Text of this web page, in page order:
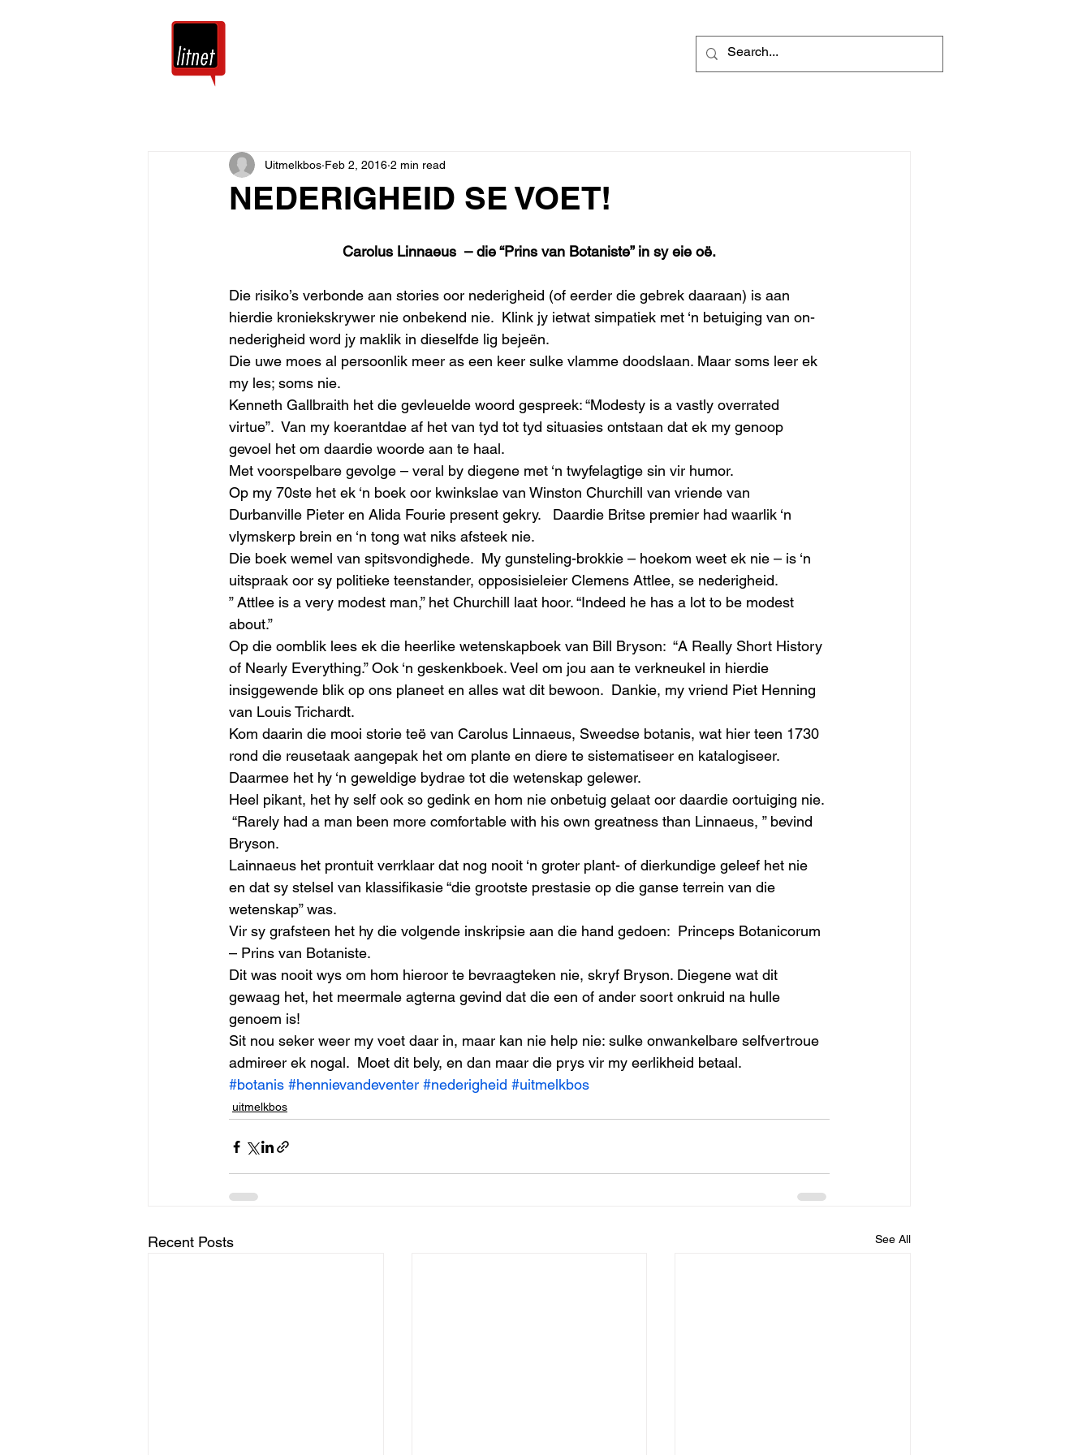
NEDERIGHEID SE VOET!
Uitmelkbos Feb 2, 2016 2 min read
Carolus Linnaeus  – die “Prins van Botaniste” in sy eie oë.
Die risiko’s verbonde aan stories oor nederigheid (of eerder die gebrek daaraan) is aan
hierdie kroniekskrywer nie onbekend nie.  Klink jy ietwat simpatiek met ‘n betuiging van on-
nederigheid word jy maklik in dieselfde lig bejeën.
Die uwe moes al persoonlik meer as een keer sulke vlamme doodslaan. Maar soms leer ek
my les; soms nie.
Kenneth Gallbraith het die gevleuelde woord gespreek: “Modesty is a vastly overrated
virtue”.  Van my koerantdae af het van tyd tot tyd situasies ontstaan dat ek my genoop
gevoel het om daardie woorde aan te haal.
Met voorspelbare gevolge – veral by diegene met ‘n twyfelagtige sin vir humor.
Op my 70ste het ek ‘n boek oor kwinkslae van Winston Churchill van vriende van
Durbanville Pieter en Alida Fourie present gekry.   Daardie Britse premier had waarlik ‘n
vlymskerp brein en ‘n tong wat niks afsteek nie.
Die boek wemel van spitsvondighede.  My gunsteling-brokkie – hoekom weet ek nie – is ‘n
uitspraak oor sy politieke teenstander, opposisieleier Clemens Attlee, se nederigheid.
” Attlee is a very modest man,” het Churchill laat hoor. “Indeed he has a lot to be modest
about.”
Op die oomblik lees ek die heerlike wetenskapboek van Bill Bryson:  “A Really Short History
of Nearly Everything.” Ook ‘n geskenkboek. Veel om jou aan te verkneukel in hierdie
insiggewende blik op ons planeet en alles wat dit bewoon.  Dankie, my vriend Piet Henning
van Louis Trichardt.
Kom daarin die mooi storie teë van Carolus Linnaeus, Sweedse botanis, wat hier teen 1730
rond die reusetaak aangepak het om plante en diere te sistematiseer en katalogiseer.
Daarmee het hy ‘n geweldige bydrae tot die wetenskap gelewer.
Heel pikant, het hy self ook so gedink en hom nie onbetuig gelaat oor daardie oortuiging nie.
“Rarely had a man been more comfortable with his own greatness than Linnaeus, ” bevind
Bryson.
Lainnaeus het prontuit verrklaar dat nog nooit ‘n groter plant- of dierkundige geleef het nie
en dat sy stelsel van klassifikasie “die grootste prestasie op die ganse terrein van die
wetenskap” was.
Vir sy grafsteen het hy die volgende inskripsie aan die hand gedoen:  Princeps Botanicorum
– Prins van Botaniste.
Dit was nooit wys om hom hieroor te bevraagteken nie, skryf Bryson. Diegene wat dit
gewaag het, het meermale agterna gevind dat die een of ander soort onkruid na hulle
genoem is!
Sit nou seker weer my voet daar in, maar kan nie help nie: sulke onwankelbare selfvertroue
admireer ek nogal.  Moet dit bely, en dan maar die prys vir my eerlikheid betaal.
#botanis #hennievandeventer #nederigheid #uitmelkbos
uitmelkbos
Recent Posts See All